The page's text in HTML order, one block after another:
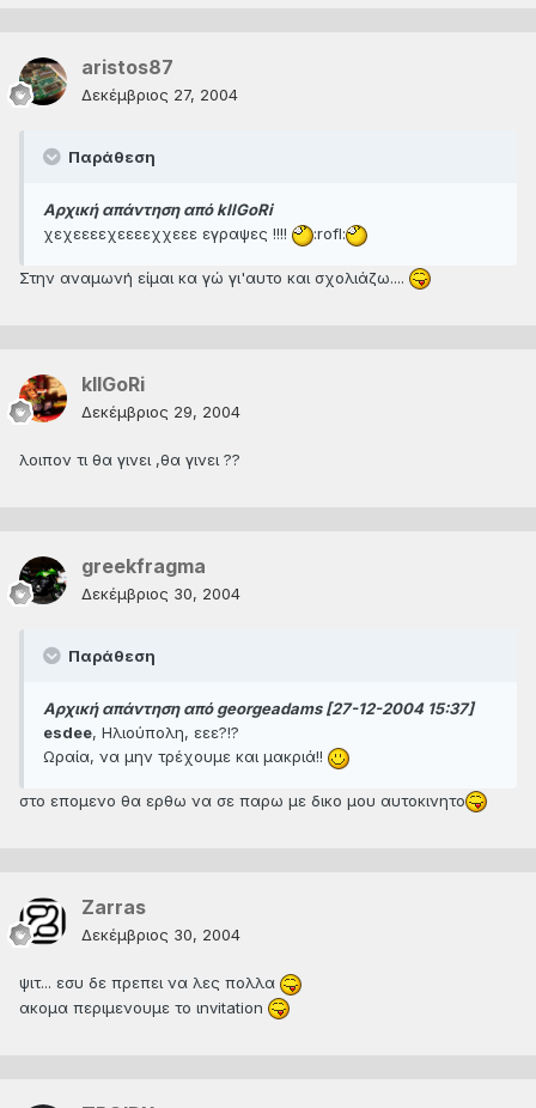
aristos87
Δεκέμβριος 27, 2004
Παράθεση
Αρχική απάντηση από kIlGoRi
χεχεεεεχεεεεχχεεε εγραψες !!!!
:rofl:
Στην αναμωνή είμαι κα γώ γι'αυτο και σχολιάζω....
kIlGoRi
Δεκέμβριος 29, 2004
λοιπον τι θα γινει ,θα γινει ??
greekfragma
Δεκέμβριος 30, 2004
Παράθεση
Αρχική απάντηση από georgeadams [27-12-2004 15:37]
esdee, Ηλιούπολη, εεε?!?
Ωραία, να μην τρέχουμε και μακριά!!
στο επομενο θα ερθω να σε παρω με δικο μου αυτοκινητο
Zarras
Δεκέμβριος 30, 2004
ψιτ... εσυ δε πρεπει να λες πολλα
ακομα περιμενουμε το ιnvitation